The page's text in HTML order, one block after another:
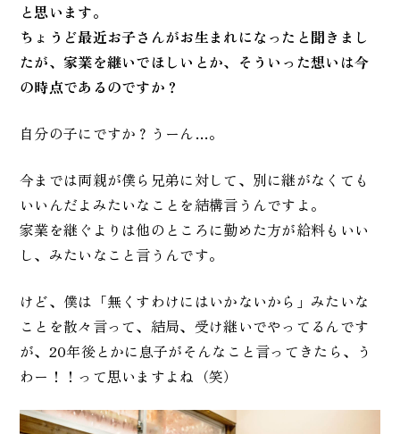
と思います。
ちょうど最近お子さんがお生まれになったと聞きまし
たが、家業を継いでほしいとか、そういった想いは今
の時点であるのですか？
自分の子にですか？うーん…。
今までは両親が僕ら兄弟に対して、別に継がなくても
いいんだよみたいなことを結構言うんですよ。
家業を継ぐよりは他のところに勤めた方が給料もいい
し、みたいなこと言うんです。
けど、僕は「無くすわけにはいかないから」みたいな
ことを散々言って、結局、受け継いでやってるんです
が、20年後とかに息子がそんなこと言ってきたら、う
わー！！って思いますよね（笑）